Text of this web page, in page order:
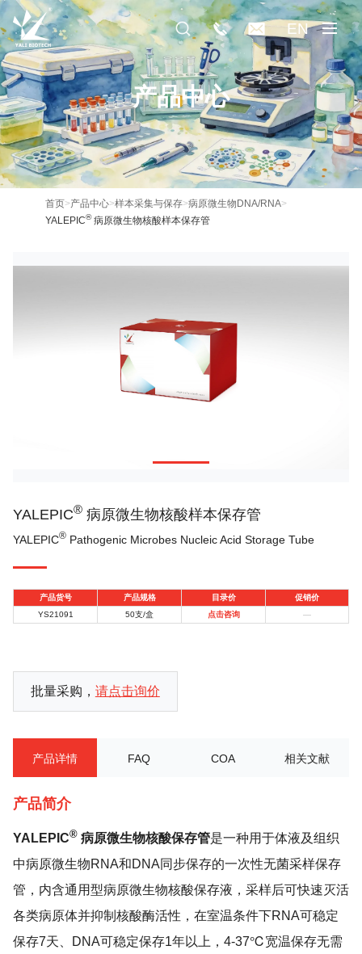
EN
产品中心
首页>产品中心>样本采集与保存>病原微生物DNA/RNA>
YALEPIC®病原微生物核酸样本保存管
YALEPIC® 病原微生物核酸样本保存管
YALEPIC® Pathogenic Microbes Nucleic Acid Storage Tube
产品货号 产品规格 目录价
促销价
YS21091
50支/盒 点击咨询 —
批量采购， 请点击询价
产品详情 FAQ COA 相关文献
产品简介
YALEPIC® 病原微生物核酸保存管是一种用于体液及组织
中病原微生物RNA和DNA同步保存的一次性无菌采样保存
管，内含通用型病原微生物核酸保存液，采样后可快速灭活
各类病原体并抑制核酸酶活性，在室温条件下RNA可稳定
保存7天、DNA可稳定保存1年以上，4-37℃宽温保存无需